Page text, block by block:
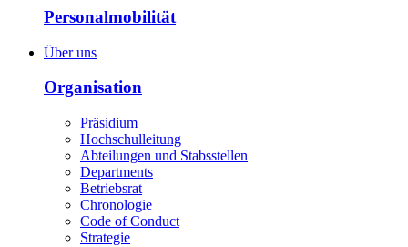
Personalmobilität
Über uns
Organisation
Präsidium
Hochschulleitung
Abteilungen und Stabsstellen
Departments
Betriebsrat
Chronologie
Code of Conduct
Strategie